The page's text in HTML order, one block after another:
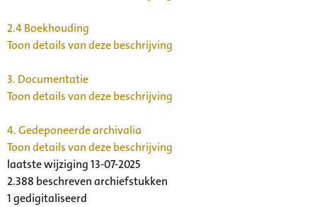
2.4Boekhouding
Toon details van deze beschrijving
3. Documentatie
Toon details van deze beschrijving
4.Gedeponeerde archivalia
Toon details van deze beschrijving
laatste wijziging 13-07-2025
2.388 beschreven archiefstukken
1 gedigitaliseerd